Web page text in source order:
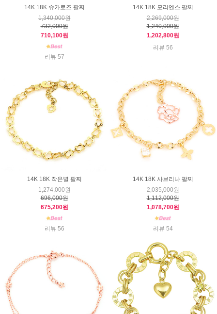
14K 18K 슈가로즈 팔찌
1,340,000원
732,000원
710,100원
리뷰 57
14K 18K 모리엔스 팔찌
2,269,000원
1,240,000원
1,202,800원
리뷰 56
14K 18K 작은별 팔찌
1,274,000원
696,000원
675,200원
리뷰 56
14K 18K 사브리나 팔찌
2,035,000원
1,112,000원
1,078,700원
리뷰 54